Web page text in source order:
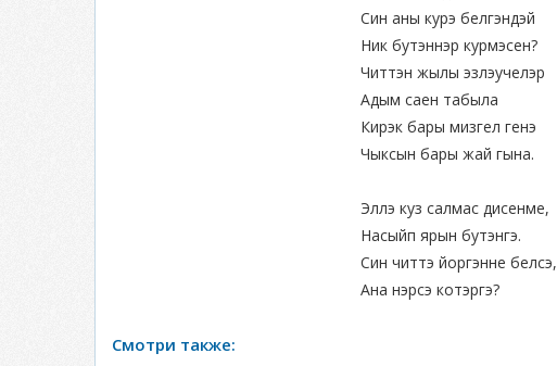
Син аны курэ белгэндэй
Ник бутэннэр курмэсен?
Читтэн жылы эзлэучелэр
Адым саен табыла
Кирэк бары мизгел генэ
Чыксын бары жай гына.
Эллэ куз салмас дисенме,
Насыйп ярын бутэнгэ.
Син читтэ йоргэнне белсэ,
Ана нэрсэ котэргэ?
Смотри также: